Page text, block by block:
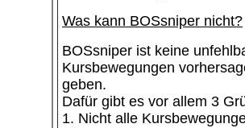
Was kann BOSsniper nicht?
BOSsniper ist keine
Kursbewegungen
geben.
Dafür gibt es vor allem 3
1. Nicht alle